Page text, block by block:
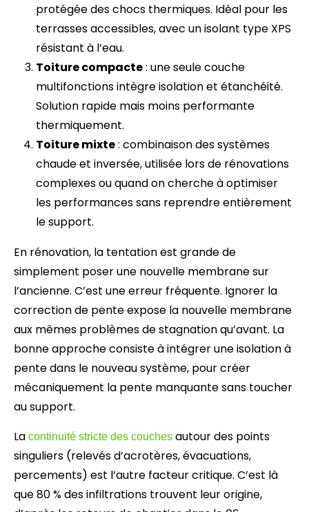
protégée des chocs thermiques. Idéal pour les
terrasses accessibles, avec un isolant type XPS
résistant à l’eau.
Toiture compacte: une seule couche
multifonctions intègre isolation et étanchéité.
Solution rapide mais moins performante
thermiquement.
Toiture mixte: combinaison des systèmes
chaude et inversée, utilisée lors de rénovations
complexes ou quand on cherche à optimiser
les performances sans reprendre entièrement
le support.
En rénovation, la tentation est grande de
simplement poser une nouvelle membrane sur
l’ancienne. C’est une erreur fréquente. Ignorer la
correction de pente expose la nouvelle membrane
aux mêmes problèmes de stagnation qu’avant. La
bonne approche consiste à intégrer une isolation à
pente dans le nouveau système, pour créer
mécaniquement la pente manquante sans toucher
au support.
La continuité stricte des couches autour des points
singuliers (relevés d’acrotères, évacuations,
percements) est l’autre facteur critique. C’est là
que 80 % des infiltrations trouvent leur origine,